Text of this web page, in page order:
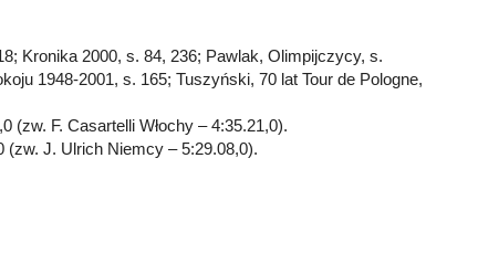
Kronika 2000, s. 84, 236; Pawlak, Olimpijczycy, s.
1948-2001, s. 165; Tuszyński, 70 lat Tour de Pologne,
(zw. F. Casartelli Włochy – 4:35.21,0).
J. Ulrich Niemcy – 5:29.08,0).